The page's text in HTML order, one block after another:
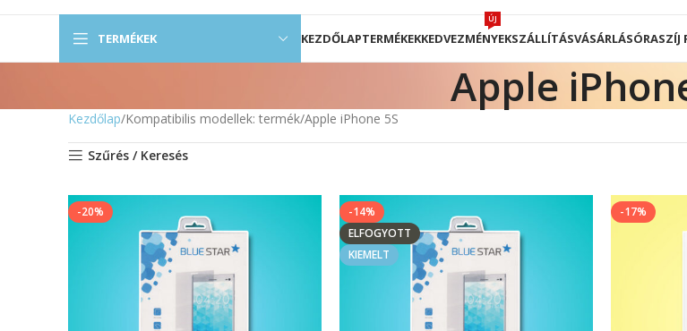
TERMÉKEK KEZDŐLAPTERMÉKEKKEDVEZMÉNYEK
ÚJ
SZÁLLÍTÁSVÁSÁRLÁSÓRASZÍJ
Apple
Kezdőlap Kompatibilis modellek: termék Apple iPhone 5S
Szűrés / Keresés
-20%
-14%
ELFOGYOTT
KIEMELT
-17%